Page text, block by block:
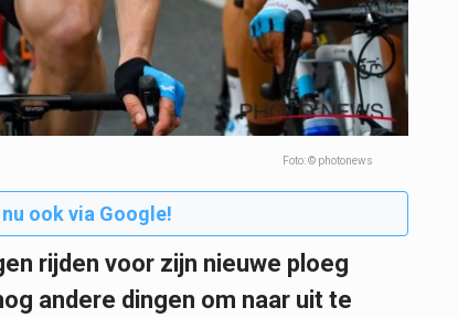
Foto: © photonews
ook via Google!
rijden voor zijn nieuwe ploeg
andere dingen om naar uit te